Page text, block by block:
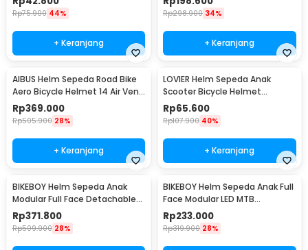
Rp75.900 44%
+ Keranjang
Rp298.900 34%
+ Keranjang
AIBUS Helm Sepeda Road Bike
Aero Bicycle Helmet 14 Air Vent
- Z25
Rp369.000
Rp505.900 28%
+ Keranjang
LOVIER Helm Sepeda Anak
Scooter Bicycle Helmet
Outdoor Sports - K20
Rp65.600
Rp107.900 40%
+ Keranjang
BIKEBOY Helm Sepeda Anak
Modular Full Face Detachable
MTB Skateboard - K22
Rp371.800
Rp509.900 28%
BIKEBOY Helm Sepeda Anak Full
Face Modular LED MTB
Skateboard - K24
Rp233.000
Rp319.900 28%